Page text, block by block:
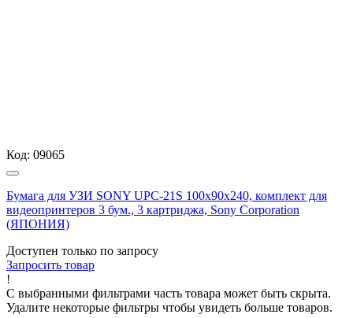
Код: 09065
Бумага для УЗИ SONY UPC-21S 100х90х240, комплект для
видеопринтеров 3 бум., 3 картриджа, Sony Corporation
(ЯПОНИЯ)
Доступен только по запросу
Запросить товар
!
С выбранными фильтрами часть товара может быть скрыта.
Удалите некоторые фильтры чтобы увидеть больше товаров.